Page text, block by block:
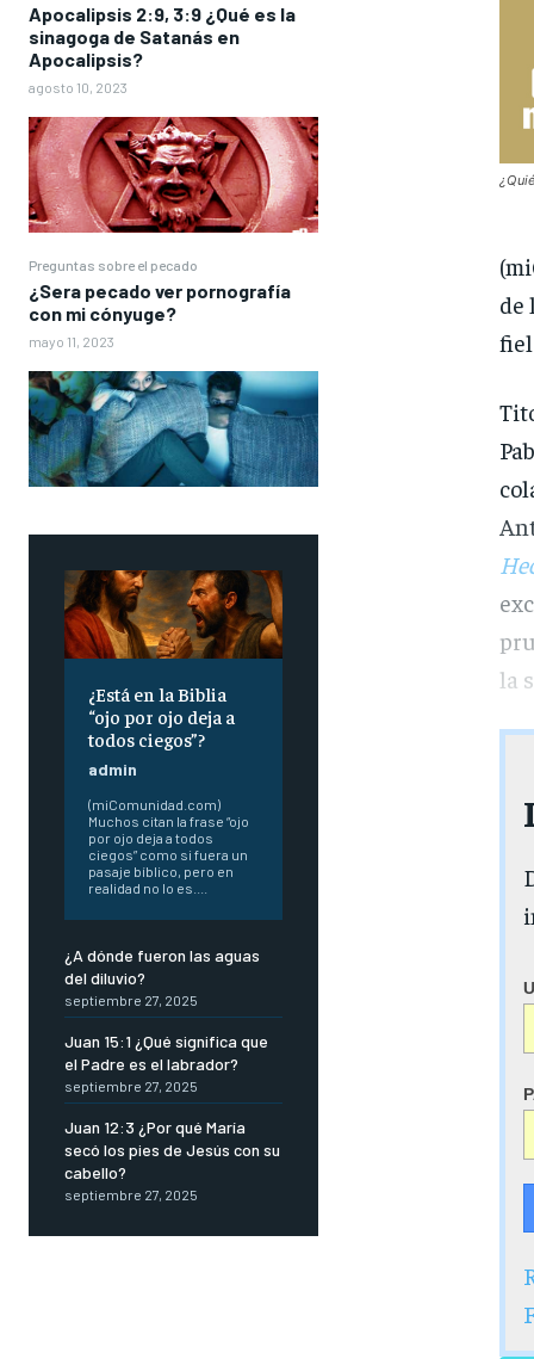
Apocalipsis 2:9, 3:9 ¿Qué es la
sinagoga de Satanás en
Apocalipsis?
agosto 10, 2023
Preguntas sobre el pecado
¿Sera pecado ver pornografía
con mi cónyuge?
mayo 11, 2023
¿Está en la Biblia
“ojo por ojo deja a
todos ciegos”?
admin
(miComunidad.com)
Muchos citan la frase “ojo
por ojo deja a todos
ciegos” como si fuera un
pasaje bíblico, pero en
realidad no lo es....
¿A dónde fueron las aguas
del diluvio?
septiembre 27, 2025
Juan 15:1 ¿Qué significa que
el Padre es el labrador?
septiembre 27, 2025
Juan 12:3 ¿Por qué María
secó los pies de Jesús con su
cabello?
septiembre 27, 2025
de
fiel
la